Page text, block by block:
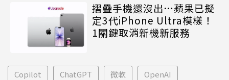
摺疊手機還沒出…蘋果已擬
定3代iPhone Ultra模樣！
1關鍵取消新機新服務
Copilot ChatGPT 微軟 OpenAI